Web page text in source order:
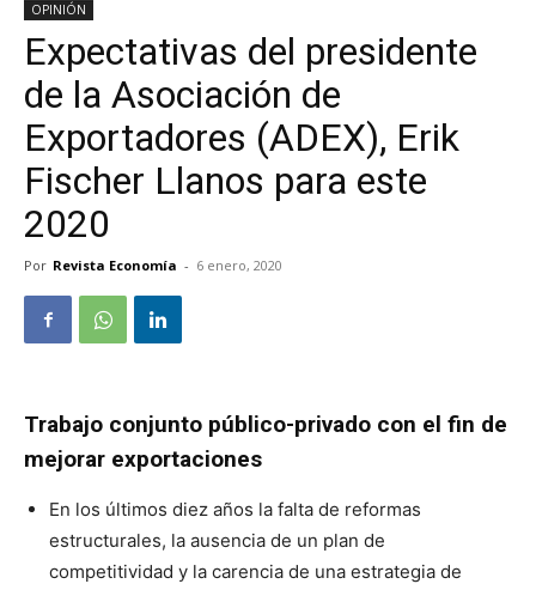
OPINIÓN
Expectativas del presidente
de la Asociación de
Exportadores (ADEX), Erik
Fischer Llanos para este
2020
Por Revista Economía - 6 enero, 2020
Trabajo conjunto público-privado con el fin de
mejorar exportaciones
En los últimos diez años la falta de reformas
estructurales, la ausencia de un plan de
competitividad y la carencia de una estrategia de